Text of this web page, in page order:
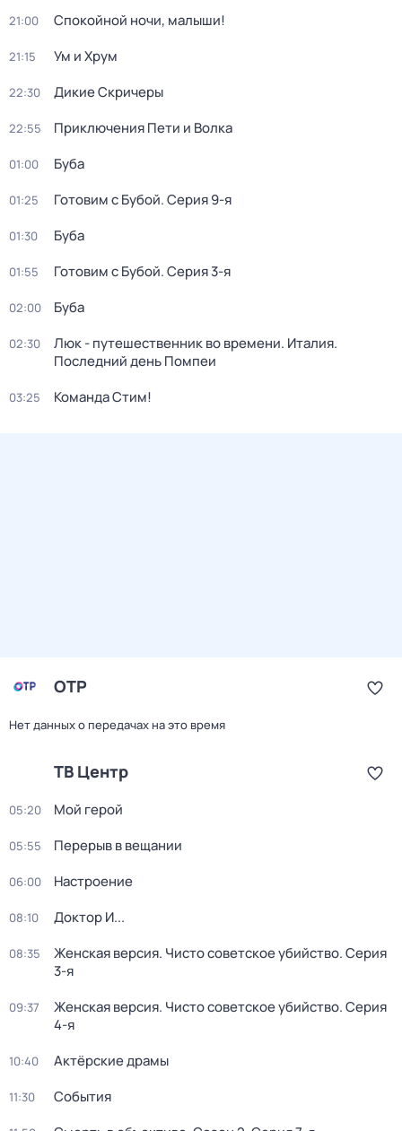
21:00 Спокойной ночи, малыши!
21:15 Ум и Хрум
22:30 Дикие Скричеры
22:55 Приключения Пети и Волка
01:00 Буба
01:25 Готовим с Бубой. Серия 9-я
01:30 Буба
01:55 Готовим с Бубой. Серия 3-я
02:00 Буба
02:30
Люк - путешественник во времени. Италия.
Последний день Помпеи
03:25 Команда Стим!
ОТР
Нет данных о передачах на это время
ТВ Центр
05:20 Мой герой
05:55 Перерыв в вещании
06:00 Настроение
08:10 Доктор И...
08:35 Женская версия. Чисто советское убийство. Серия
3-я
09:37 Женская версия. Чисто советское убийство. Серия
4-я
10:40 Актёрские драмы
11:30 События